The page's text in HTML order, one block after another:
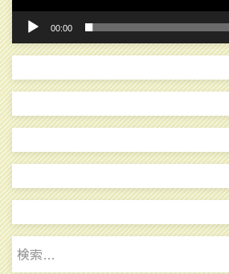
00:00
検
索: